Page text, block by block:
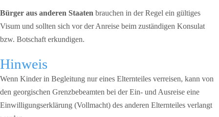
Bürger aus anderen Staaten brauchen in der Regel ein gültiges
Visum und sollten sich vor der Anreise beim zuständigen Konsulat
bzw. Botschaft erkundigen.
Hinweis
Wenn Kinder in Begleitung nur eines Elternteiles verreisen, kann von
den georgischen Grenzbebeamten bei der Ein- und Ausreise eine
Einwilligungserklärung (Vollmacht) des anderen Elternteiles verlangt